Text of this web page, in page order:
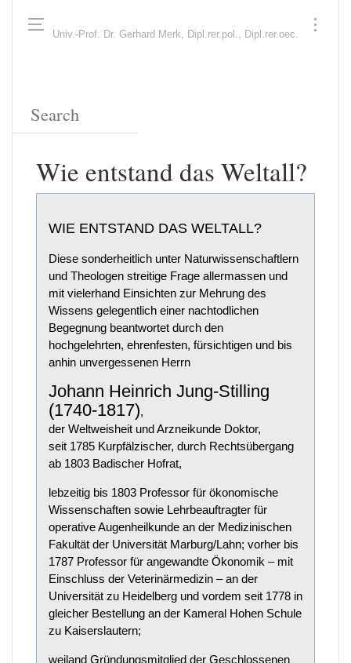
Univ.-Prof. Dr. Gerhard Merk, Dipl.rer.pol., Dipl.rer.oec.
Wie entstand das Weltall?
WIE ENTSTAND DAS WELTALL?
Diese sonderheitlich unter Naturwissenschaftlern
und Theologen streitige Frage allermassen und
mit vielerhand Einsichten zur Mehrung des
Wissens gelegentlich einer nachtodlichen
Begegnung beantwortet durch den
hochgelehrten, ehrenfesten, fürsichtigen und bis
anhin unvergessenen Herrn
Johann Heinrich Jung-Stilling
(1740-1817),
der Weltweisheit und Arzneikunde Doktor,
seit 1785 Kurpfälzischer, durch Rechtsübergang
ab 1803 Badischer Hofrat,
lebzeitig bis 1803 Professor für ökonomische
Wissenschaften sowie Lehrbeauftragter für
operative Augenheilkunde an der Medizinischen
Fakultät der Universität Marburg/Lahn; vorher bis
1787 Professor für angewandte Ökonomik – mit
Einschluss der Veterinärmedizin – an der
Universität zu Heidelberg und vordem seit 1778 in
gleicher Bestellung an der Kameral Hohen Schule
zu Kaiserslautern;
weiland Gründungsmitglied der Geschlossenen